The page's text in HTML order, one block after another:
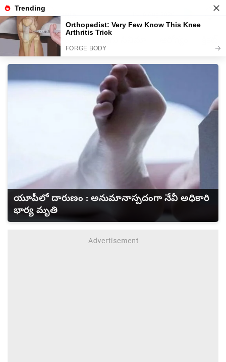
వార్తలు పంచాంగం
యూపీలో దారుణం : అనుమానాస్పదంగా నేవీ అధికారి
భార్య మృతి